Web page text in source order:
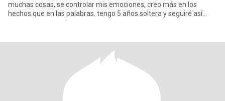
muchas cosas, se controlar mis emociones, creo más en los
hechos que en las palabras. tengo 5 años soltera y seguiré así